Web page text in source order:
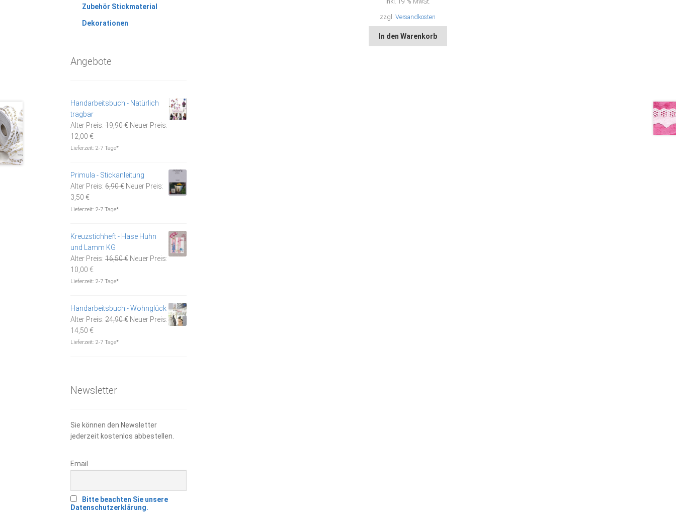
zzgl.Versandkosten
In den Warenkorb
Zubehör Stickmaterial
Dekorationen
Angebote
Handarbeitsbuch - Natürlich
tragbar
Alter Preis: 19,90€ Ursprünglicher
Neuer Preis:
12,00 €Aktueller
Preis
Lieferzeit:2-7 Tage*
Primula - Stickanleitung
Alter Preis: 6,90€ Ursprünglicher
Neuer Preis:
3,50 €Aktueller
Preis
Lieferzeit:2-7 Tage*
Kreuzstichheft - Hase Huhn
und Lamm KG
Alter Preis: 16,50€ Ursprünglicher
Neuer Preis:
10,00 €Aktueller
Preis
Lieferzeit:2-7 Tage*
Handarbeitsbuch - Wohnglück
Alter Preis: 24,90€ Ursprünglicher
Neuer Preis:
14,50 €Aktueller
Preis
Lieferzeit:2-7 Tage*
Newsletter
Sie können den Newsletter
jederzeit kostenlos abbestellen.
Email
Bitte beachten Sie unsere
Datenschutzerklärung.